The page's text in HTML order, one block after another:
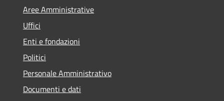
Aree Amministrative
Uffici
Enti e fondazioni
Politici
Personale Amministrativo
Documenti e dati